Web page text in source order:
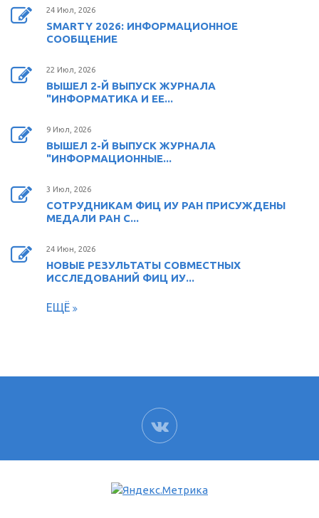
24 Июл, 2026
SMARTY 2026: ИНФОРМАЦИОННОЕ
СООБЩЕНИЕ
22 Июл, 2026
ВЫШЕЛ 2-Й ВЫПУСК ЖУРНАЛА
"ИНФОРМАТИКА И ЕЕ...
9 Июл, 2026
ВЫШЕЛ 2-Й ВЫПУСК ЖУРНАЛА
"ИНФОРМАЦИОННЫЕ...
3 Июл, 2026
СОТРУДНИКАМ ФИЦ ИУ РАН ПРИСУЖДЕНЫ
МЕДАЛИ РАН С...
24 Июн, 2026
НОВЫЕ РЕЗУЛЬТАТЫ СОВМЕСТНЫХ
ИССЛЕДОВАНИЙ ФИЦ ИУ...
ЕЩЁ
ВК